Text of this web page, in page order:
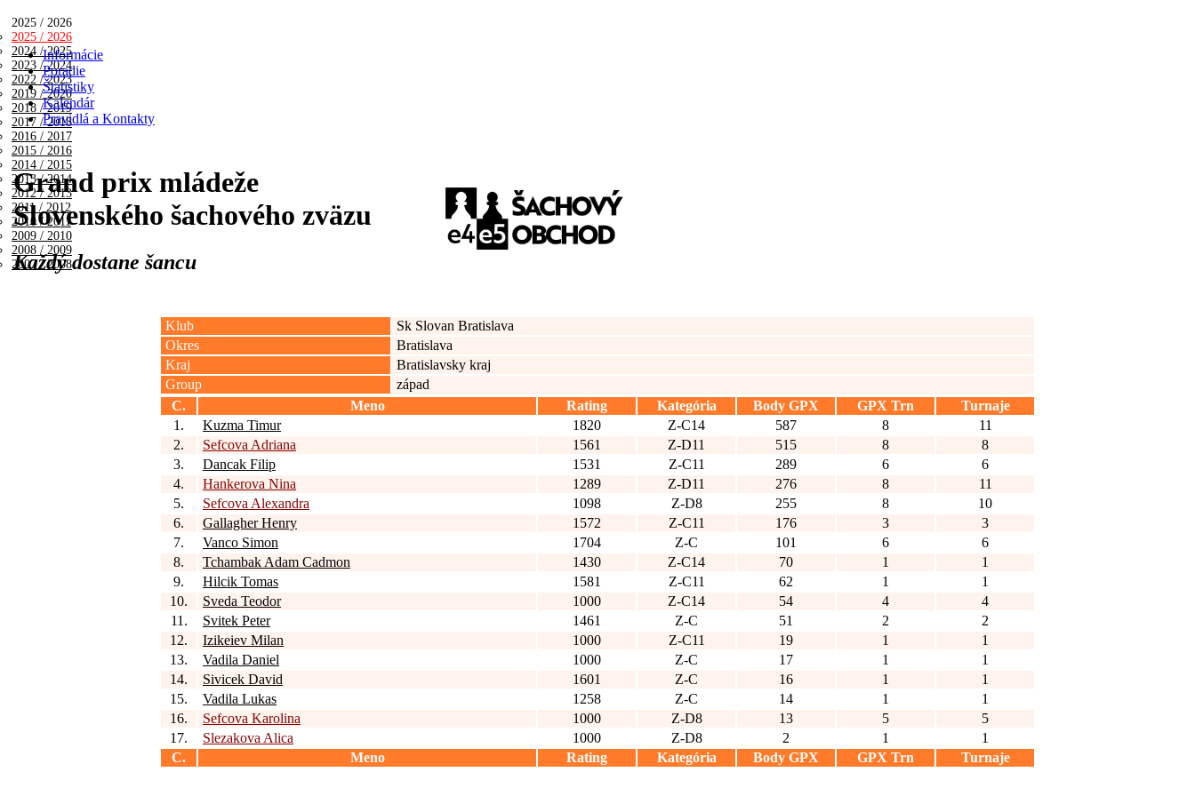
2025 / 2026
2025 / 2026
2024 / 2025
2023 / 2024
2022 / 2023
2019 / 2020
2018 / 2019
2017 / 2018
2016 / 2017
2015 / 2016
2014 / 2015
2013 / 2014
2012 / 2013
2011 / 2012
2010 / 2011
2009 / 2010
2008 / 2009
2007 / 2008
Informácie
Poradie
Štatistiky
Kalendár
Pravidlá a Kontakty
Grand prix mládeže
Slovenského šachového zväzu
Každý dostane šancu
Klub
Sk Slovan Bratislava
Okres
Bratislava
Kraj
Bratislavsky kraj
Group
západ
C.
Meno Rating Kategória Body GPX GPX Trn
Turnaje
1.
Kuzma Timur 1820 Z-C14 587 8
11
2.
Sefcova Adriana 1561 Z-D11 515 8
8
3.
Dancak Filip 1531 Z-C11 289 6
6
4.
Hankerova Nina 1289 Z-D11 276 8
11
5.
Sefcova Alexandra 1098 Z-D8 255 8
10
6.
Gallagher Henry 1572 Z-C11 176 3
3
7.
Vanco Simon 1704 Z-C 101 6
6
8.
Tchambak Adam Cadmon 1430 Z-C14 70 1
1
9.
Hilcik Tomas 1581 Z-C11 62 1
1
10.
Sveda Teodor 1000 Z-C14 54 4
4
11.
Svitek Peter 1461 Z-C 51 2
2
12.
Izikeiev Milan 1000 Z-C11 19 1
1
13.
Vadila Daniel 1000 Z-C 17 1
1
14.
Sivicek David 1601 Z-C 16 1
1
15.
Vadila Lukas 1258 Z-C 14 1
1
16.
Sefcova Karolina 1000 Z-D8 13 5
5
17.
Slezakova Alica 1000 Z-D8 2 1
1
C.
Meno Rating Kategória Body GPX GPX Trn Turnaje